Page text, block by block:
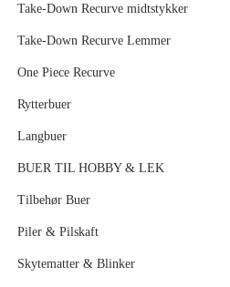
Take-Down Recurve midtstykker
Take-Down Recurve Lemmer
One Piece Recurve
Rytterbuer
Langbuer
BUER TIL HOBBY & LEK
Tilbehør Buer
Piler & Pilskaft
Skytematter & Blinker